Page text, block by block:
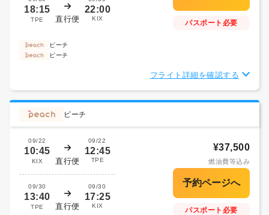
18:15
TPE 直行便
22:00
KIX
パスポート必要
ピーチ
ピーチ
フライト詳細を確認する
ピーチ
09/22
10:45
KIX 直行便
09/22
12:45
TPE
09/30
13:40
TPE 直行便
09/30
17:25
KIX
¥37,500
燃油費等込み
パスポート必要